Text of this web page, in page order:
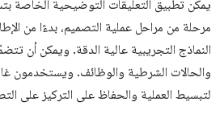
يمكن تطبيق التعليقات التوضيحية الخاصة
مرحلة من مراحل عملية التصميم، بدءًا من
النماذج التجريبية عالية الدقة. ويمكن أن
والحالات الشرطية والوظائف. ويستخدمون
لتبسيط العملية والحفاظ على التركيز على